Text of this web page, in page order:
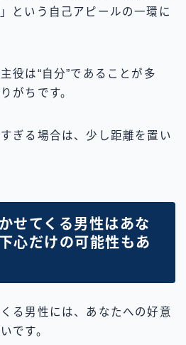
という自己アピールの一環に
役は“自分”であることが多
がちです。
ぎる場合は、少し距離を置い
せてくる男性はあな
心だけの可能性もあ
る男性には、あなたへの好意
です。